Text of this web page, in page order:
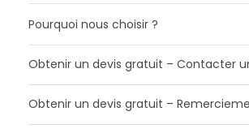
Pourquoi nous choisir ?
Obtenir un devis gratuit – Contacter
Obtenir un devis gratuit –